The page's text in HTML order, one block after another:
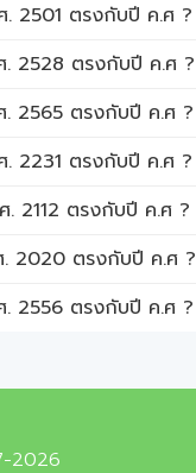
. 2501 ตรงกับปี ค.ศ ?
. 2528 ตรงกับปี ค.ศ ?
. 2565 ตรงกับปี ค.ศ ?
. 2231 ตรงกับปี ค.ศ ?
. 2112 ตรงกับปี ค.ศ ?
2020 ตรงกับปี ค.ศ ?
. 2556 ตรงกับปี ค.ศ ?
2026